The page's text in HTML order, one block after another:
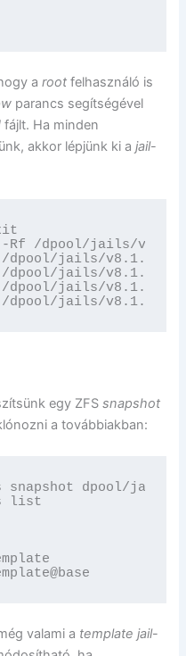
aroot felhasználó is
parancs segítségével
fájlt. Ha minden
akkor lépjünk ki ajail-
-Rf /dpool/jails/
/dpool/jails/v8.1.0/
/dpool/jails/v8.1.0/
/dpool/jails/v8.1.0/
/dpool/jails/v8.1.0/
egy ZFSsnapshot
a továbbiakban:
snapshot dpool/jails/
list
USED
valami a template jail-